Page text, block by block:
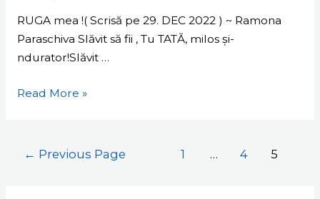
RUGA mea !( Scrisă pe 29. DEC 2022 ) ~ Ramona
Paraschiva Slăvit să fii , Tu TATĂ, milos și-
ndurator!Slăvit …
Read More »
← Previous Page 1 … 4 5